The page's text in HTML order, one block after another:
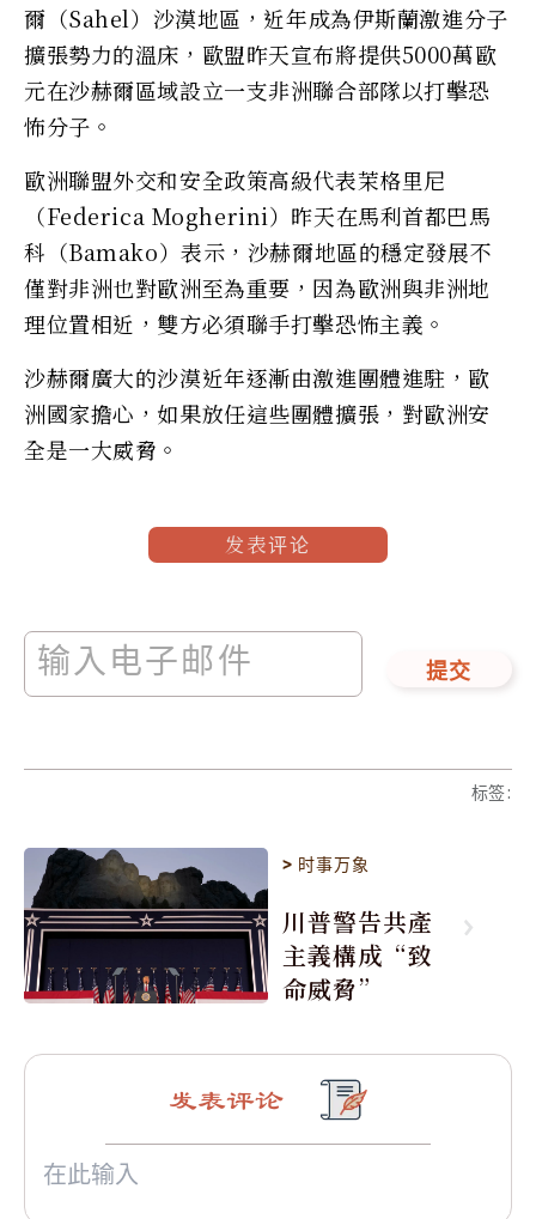
爾（Sahel）沙漠地區，近年成為伊斯蘭激進分子
擴張勢力的溫床，歐盟昨天宣布將提供5000萬歐
元在沙赫爾區域設立一支非洲聯合部隊以打擊恐
怖分子。
歐洲聯盟外交和安全政策高級代表茉格里尼
（Federica Mogherini）昨天在馬利首都巴馬
科（Bamako）表示，沙赫爾地區的穩定發展不
僅對非洲也對歐洲至為重要，因為歐洲與非洲地
理位置相近，雙方必須聯手打擊恐怖主義。
沙赫爾廣大的沙漠近年逐漸由激進團體進駐，歐
洲國家擔心，如果放任這些團體擴張，對歐洲安
全是一大威脅。
发表评论
提交
标签:
> 时事万象
川普警告共產
主義構成“致
命威脅”
发表评论